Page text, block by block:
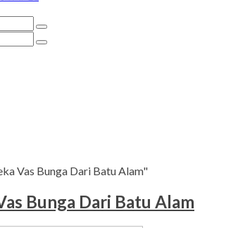
Vas Bunga Dari Batu Alam"
Bunga Dari Batu Alam